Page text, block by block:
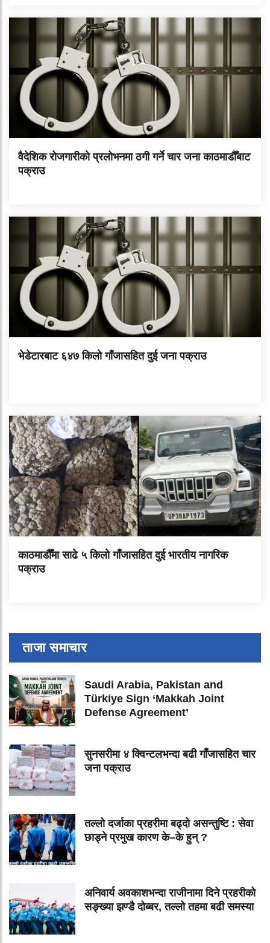
वैदेशिक रोजगारीको प्रलोभनमा ठगी गर्ने चार जना काठमाडौँबाट
पक्राउ
भेडेटारबाट ६४७ किलो गाँजासहित दुई जना पक्राउ
काठमाडौँमा साढे ५ किलो गाँजासहित दुई भारतीय नागरिक
पक्राउ
ताजा समाचार
Saudi Arabia, Pakistan and
Türkiye Sign ‘Makkah Joint
Defense Agreement’
सुनसरीमा ४ क्विन्टलभन्दा बढी गाँजासहित चार
जना पक्राउ
तल्लो दर्जाका प्रहरीमा बढ्दो असन्तुष्टि : सेवा
छाड्ने प्रमुख कारण के–के हुन् ?
अनिवार्य अवकाशभन्दा राजीनामा दिने प्रहरीको
सङ्ख्या झण्डै दोब्बर, तल्लो तहमा बढी समस्या